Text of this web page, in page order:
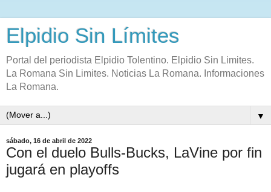
Elpidio Sin Límites
Portal del periodista Elpidio Tolentino. Elpidio Sin Limites.
La Romana Sin Limites. Noticias La Romana. Informaciones
La Romana.
▼
sábado, 16 de abril de 2022
Con el duelo Bulls-Bucks, LaVine por fin
jugará en playoffs